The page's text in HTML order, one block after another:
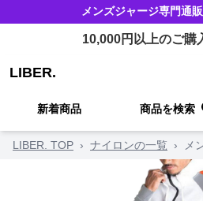
メンズジャージ専門通
10,000円以上のご購
LIBER.
新着商品 商品を検索
LIBER. TOP › ナイロンの一覧 › メ